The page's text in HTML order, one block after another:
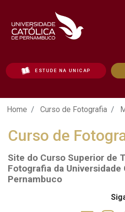
ESTUDE NA UNICAP
Curso de Fotografia |
Home Curso de Fotografia
Curso de
Site do Curso Superior de
Fotografia da Universidade
Pernambuco